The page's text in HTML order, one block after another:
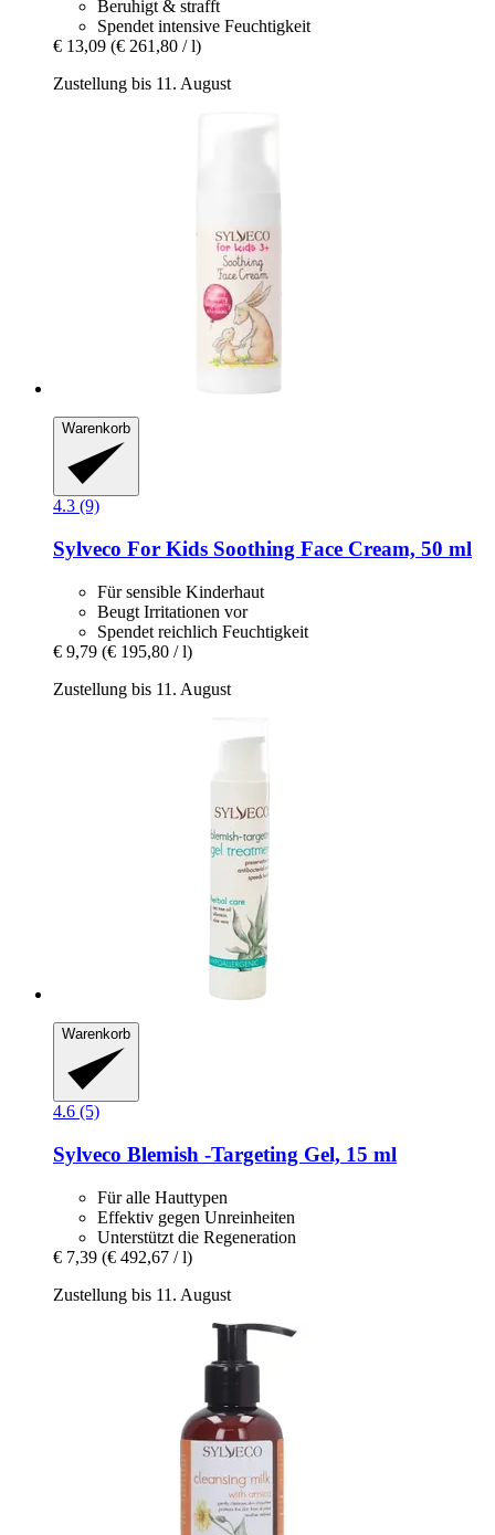
Beruhigt & strafft
Spendet intensive Feuchtigkeit
€ 13,09 (€ 261,80 / l)
Zustellung bis 11. August
Warenkorb
4.3 (9)
Sylveco For Kids Soothing Face Cream, 50 ml
Für sensible Kinderhaut
Beugt Irritationen vor
Spendet reichlich Feuchtigkeit
€ 9,79 (€ 195,80 / l)
Zustellung bis 11. August
Warenkorb
4.6 (5)
Sylveco Blemish -​Targeting Gel, 15 ml
Für alle Hauttypen
Effektiv gegen Unreinheiten
Unterstützt die Regeneration
€ 7,39 (€ 492,67 / l)
Zustellung bis 11. August